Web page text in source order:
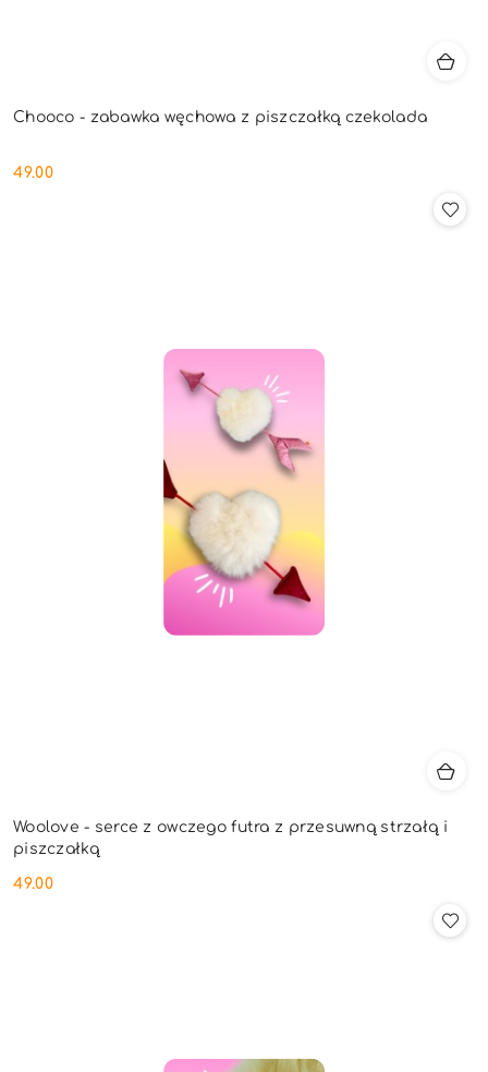
Chooco - zabawka węchowa z piszczałką czekolada
Cena:
49.00
Woolove - serce z owczego futra z przesuwną strzałą i
piszczałką
Cena:
49.00